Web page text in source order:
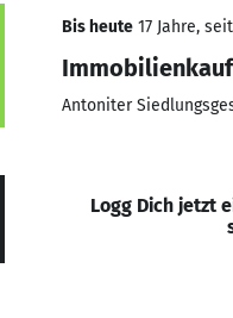
Bis heute 17 Jahre,
Antoniter
Logg Dich jetzt